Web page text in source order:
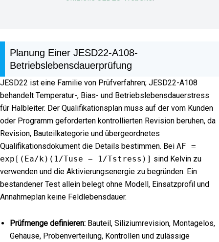
Planung Einer JESD22-A108-
Betriebslebensdauerprüfung
JESD22 ist eine Familie von Prüfverfahren; JESD22-A108
behandelt Temperatur-, Bias- und Betriebslebensdauerstress
für Halbleiter. Der Qualifikationsplan muss auf der vom Kunden
oder Programm geforderten kontrollierten Revision beruhen, da
Revision, Bauteilkategorie und übergeordnetes
Qualifikationsdokument die Details bestimmen. Bei AF =
exp[(Ea/k)(1/Tuse − 1/Tstress)] sind Kelvin zu
verwenden und die Aktivierungsenergie zu begründen. Ein
bestandener Test allein belegt ohne Modell, Einsatzprofil und
Annahmeplan keine Feldlebensdauer.
Prüfmenge definieren: Bauteil, Siliziumrevision, Montagelos,
Gehäuse, Probenverteilung, Kontrollen und zulässige